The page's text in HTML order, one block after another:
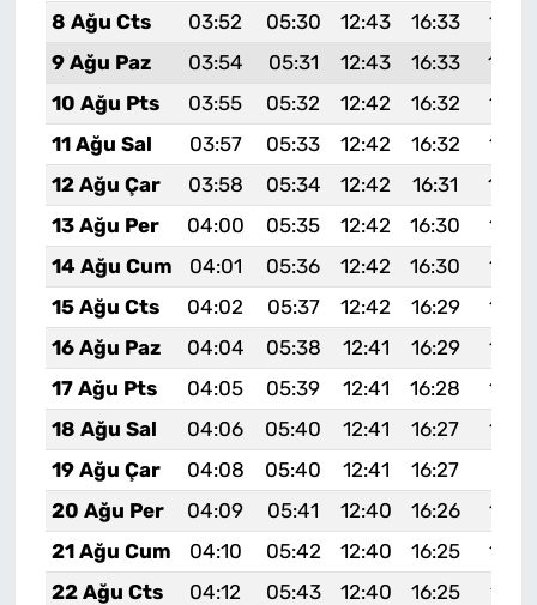
8 Ağu Cts 03:52 05:30 12:43 16:33
9 Ağu Paz
03:54 05:31 12:43 16:33
10 Ağu Pts
03:55 05:32 12:42 16:32
11 Ağu Sal
03:57 05:33 12:42 16:32
12 Ağu Çar
03:58 05:34 12:42 16:31
13 Ağu Per
04:00 05:35 12:42 16:30
14 Ağu Cum
04:01 05:36 12:42 16:30
15 Ağu Cts
04:02 05:37 12:42 16:29
16 Ağu Paz
04:04 05:38 12:41 16:29
17 Ağu Pts
04:05 05:39 12:41 16:28
18 Ağu Sal
04:06 05:40 12:41 16:27
19 Ağu Çar
04:08 05:40 12:41 16:27
20 Ağu Per
04:09 05:41 12:40 16:26
21 Ağu Cum
04:10 05:42 12:40 16:25
22 Ağu Cts
04:12 05:43 12:40 16:25
19:27